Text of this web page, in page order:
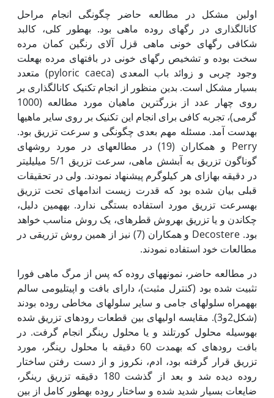
اولین مشکل در مطالعه حاضر چگونگی انجام مراحل
کانال‏گذاری در رگ‏های روده ماهی بود. به‏طور کلی، کالبد
شکافی رگ‏های خونی ماهی قزل آلای رنگین کمان مرده
سخت بوده و تشخیص رگ‏های خونی در بافت‏های مرده به‏علت
وجود چربی و زوائد باب المعدی (pyloric caeca) متعدد
بسیار مشکل است. بدین منظور از انجام تکنیک کانال‏گذاری بر
روی چهار عدد از بزرگترین ماهیان مورد مطالعه (1000
گرمی)، تجربه کافی برای انجام این تکنیک بر روی سایر ماهی‏ها
به‏دست آمد. مسئله مهم بعدی چگونگی و سرعت تزریق بود.
Perry و همکاران (19) در مطالعه‏ای در مورد روش‏های
گوناگون تزریق به آبشش ماهی، سرعت تزریق 5/1 میلی‏لیتر
در دقیقه به‏ازای هر کیلوگرم پیشنهاد نمودند. ولی در تحقیقات
قبلی بیان شده بود که قدرت زیست اندام‏های تحت تزریق
به‏سرعت تزریق مورد استفاده بستگی ندارد. به‏همین دلیل،
چکاندن و یا تزریق به‏روش قطره‏ای، یک روش مناسب خواهد
بود. Decostere و همکاران (7) نیز از همین روش تزریقی در
مطالعات خود استفاده نمودند.
در مطالعه حاضر، نمونه‏های روده که پس از مرگ ماهی فورا
تثبیت شده بود (کنترل مثبت)، دارای بافت و اپی‏تلیومی سالم
به‏همراه سلول‏های جامی و سایر سلول‏های مخاطی روده بودند
(شکل2و3). مقایسه اولیه‏‏ای بین قطعات روده‏ای تزریق شده
به‏وسیله محلول کورتلند و یا محلول رینگر انجام گرفت. در
بافت روده‏ای که به‏مدت 60 دقیقه با محلول رینگر، مورد
تزریق قرار گرفته بود، ادم، نکروز و از دست رفتن ساختار
روده دیده شد و بعد از گذشت 180 دقیقه تزریق رینگر،
ضایعات بسیار شدید شده و ساختار روده به‏طور کامل از بین